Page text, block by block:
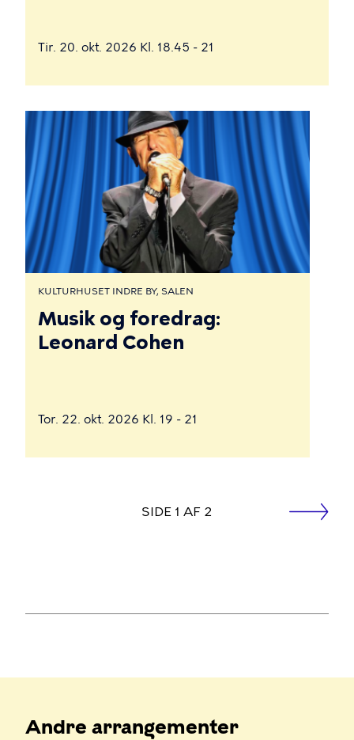
Tir. 20. okt. 2026 Kl. 18.45 - 21
KULTURHUSET INDRE BY, SALEN
Musik og foredrag:
Leonard Cohen
Tor. 22. okt. 2026 Kl. 19 - 21
SIDE 1 AF 2 Næste
Andre arrangementer